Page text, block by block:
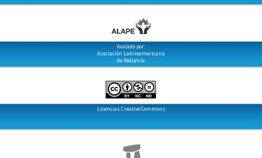
Avalado por:
Asociación Latinoamericana
de Pediatría
Licencias Creative Commons